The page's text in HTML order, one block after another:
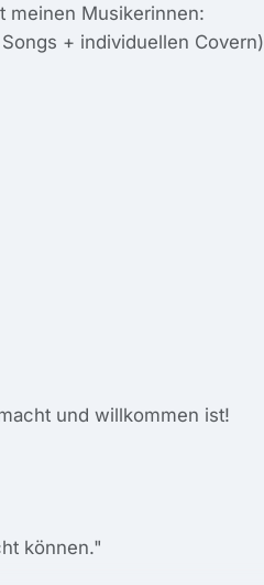
meinen Musikerinnen:
+ individuellen Covern)
und willkommen ist!
können."